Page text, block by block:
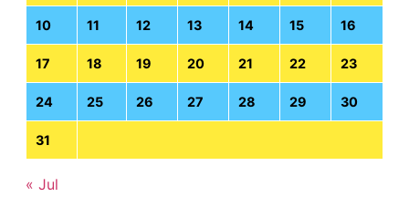
10 11 12 13 14 15 16
17 18 19 20 21 22 23
24 25 26 27 28 29 30
31
« Jul